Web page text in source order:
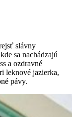
slávny
sa nachádzajú
a ozdravné
leknové jazierka,
pávy.